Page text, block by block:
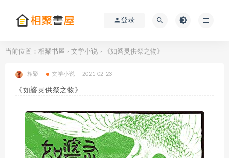
登录
当前位置： 相聚书屋 > 文学小说 > 《如碆灵供祭之物》
相聚 文学小说 2021-02-23
《如碆灵供祭之物》